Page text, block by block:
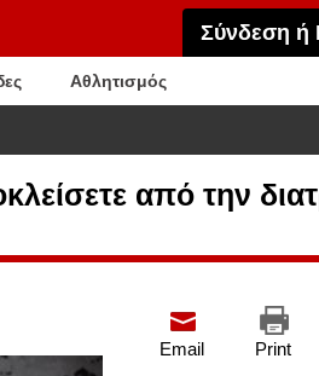
Σύνδεση ή
Αθλητισμός
από την
Print
Email